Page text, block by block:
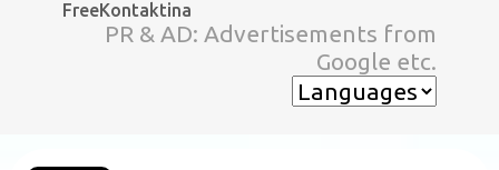
スキップしてメイン コンテンツに移動
FreeKontaktina
PR & AD: Advertisements from
Google etc.